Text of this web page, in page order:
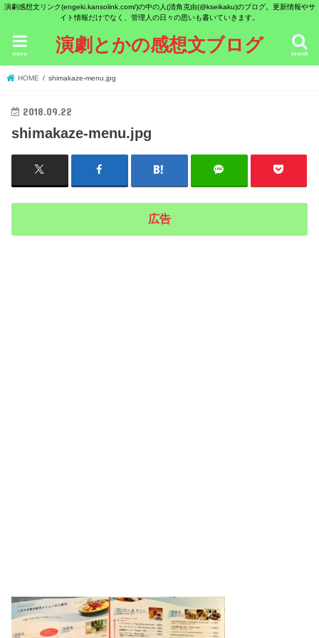
演劇感想文リンク(engeki.kansolink.com/)の中の人(清角克由(@kseikaku)のブログ。更新情報やサ
イト情報だけでなく、管理人の日々の思いも書いていきます。
演劇とかの感想文ブログ search
menu
HOME shimakaze-menu.jpg
2018.09.22
shimakaze-menu.jpg
広告